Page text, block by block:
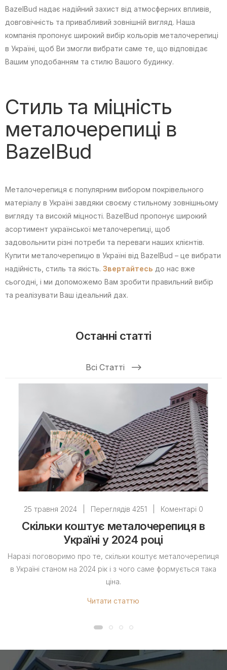
BazelBud надає надійний захист від атмосферних впливів,
довговічність та привабливий зовнішній вигляд. Наша
компанія пропонує широкий вибір кольорів металочерепиці
в Україні, щоб Ви змогли вибрати саме те, що відповідає
Вашим уподобанням та стилю Вашого будинку.
Стиль та міцність
металочерепиці в
BazelBud
Металочерепиця є популярним вибором покрівельного
матеріалу в Україні завдяки своєму стильному зовнішньому
вигляду та високій міцності. BazelBud пропонує широкий
асортимент української металочерепиці, щоб
задовольнити різні потреби та переваги наших клієнтів.
Купити металочерепицю в Україні від BazelBud – це вибрати
надійність, стиль та якість. Звертайтесь до нас вже
сьогодні, і ми допоможемо Вам зробити правильний вибір
та реалізувати Ваш ідеальний дах.
Останні статті
Всі Статті
25 травня 2024 Переглядів 4251 Коментарі 0
Скільки коштує металочерепиця в
Україні у 2024 році
Наразі поговоримо про те, скільки коштує металочерепиця
в Україні станом на 2024 рік і з чого саме формується така
ціна.
Читати статтю